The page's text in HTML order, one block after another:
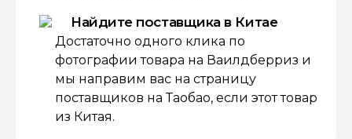
Найдите поставщика в Китае
Достаточно одного клика по
фотографии товара на Ваилдберриз и
мы направим вас на страницу
поставщиков на Таобао, если этот товар
из Китая.